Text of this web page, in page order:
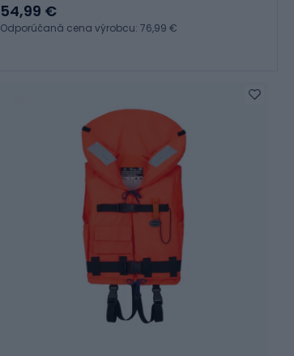
54,99 €
Odporúčaná cena výrobcu: 76,99 €